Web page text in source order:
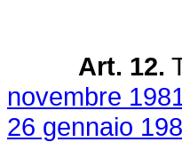
Art. 12.
novembre
26 gennaio